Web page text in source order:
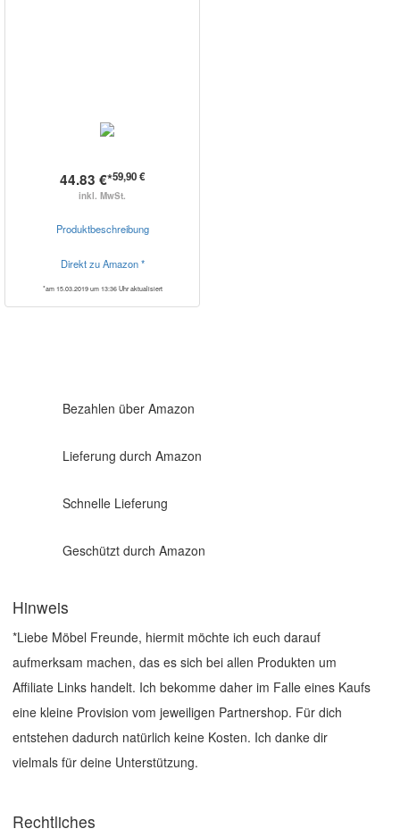
44.83 €*59,90 €
inkl. MwSt.
Produktbeschreibung
Direkt zu Amazon *
*am 15.03.2019 um 13:36 Uhr aktualisiert
Bezahlen über Amazon
Lieferung durch Amazon
Schnelle Lieferung
Geschützt durch Amazon
Hinweis
*Liebe Möbel Freunde, hiermit möchte ich euch darauf
aufmerksam machen, das es sich bei allen Produkten um
Affiliate Links handelt. Ich bekomme daher im Falle eines Kaufs
eine kleine Provision vom jeweiligen Partnershop. Für dich
entstehen dadurch natürlich keine Kosten. Ich danke dir
vielmals für deine Unterstützung.
Rechtliches